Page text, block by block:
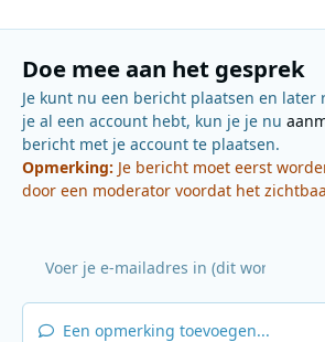
Doe mee aan het gesprek
Je kunt nu een bericht plaatsen en
je al een account hebt, kun je je nu
bericht met je account te plaatsen.
Opmerking: Je bericht moet eerst
door een moderator voordat het
Een opmerking toevoegen...